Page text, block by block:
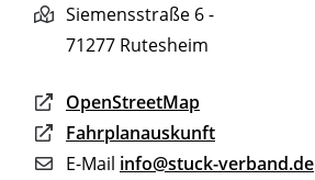
Siemensstraße 6 -
71277 Rutesheim
OpenStreetMap
Fahrplanauskunft
E-Mail info@stuck-verband.de